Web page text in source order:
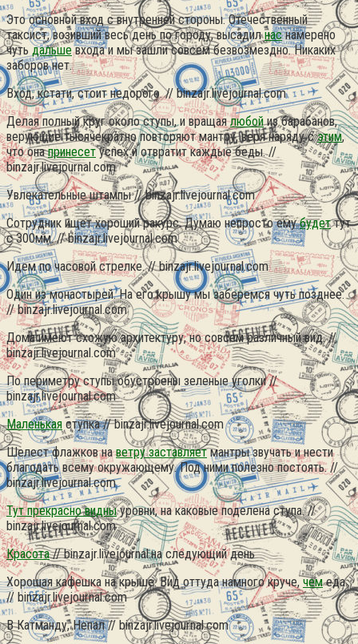
Это основной вход с внутренней стороны. Отечественный
таксист, возивший весь день по городу, высадилнаснамерено
чуть дальшевхода и мы зашли совсем безвозмездно. Никаких
заборов нет.
Вход, кстати, стоит недорого. // binzajr.livejournal.com
Делая полный круг около ступы, и вращаялюбойиз барабанов,
верующие тысячекратно повторяют мантру, веря наряду сэтим,
что онапринесетуспех и отвратит каждые беды. //
binzajr.livejournal.com
Увлекательные штампы // binzajr.livejournal.com
Сотрудник ищет хороший ракурс. Думаю непросто емубудеттут
с 300мм. // binzajr.livejournal.com
Идем по часовой стрелке. // binzajr.livejournal.com
Один из монастырей. На его крышу мы заберемся чуть позднее.
// binzajr.livejournal.com
Дома имеют схожую архитектуру, но совсем различный вид. //
binzajr.livejournal.com
По периметру ступы обустроены зеленые уголки //
binzajr.livejournal.com
Маленькаяступка // binzajr.livejournal.com
Шелест флажков наветру заставляетмантры звучать и нести
благодать всему окружающему. Под ними полезно постоять. //
binzajr.livejournal.com
Тут прекрасно видныуровни, на каковые поделена ступа. //
binzajr.livejournal.com
Красота// binzajr.livejournal.на следующий день
Хорошая кафешка на крыше. Вид оттуда намного круче,чемеда.
// binzajr.livejournal.com
В Катманду, Непал // binzajr.livejournal.com